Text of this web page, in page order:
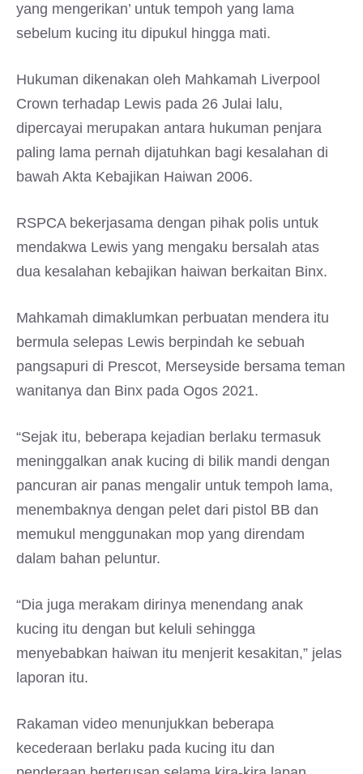
yang mengerikan’ untuk tempoh yang lama
sebelum kucing itu dipukul hingga mati.
Hukuman dikenakan oleh Mahkamah Liverpool
Crown terhadap Lewis pada 26 Julai lalu,
dipercayai merupakan antara hukuman penjara
paling lama pernah dijatuhkan bagi kesalahan di
bawah Akta Kebajikan Haiwan 2006.
RSPCA bekerjasama dengan pihak polis untuk
mendakwa Lewis yang mengaku bersalah atas
dua kesalahan kebajikan haiwan berkaitan Binx.
Mahkamah dimaklumkan perbuatan mendera itu
bermula selepas Lewis berpindah ke sebuah
pangsapuri di Prescot, Merseyside bersama teman
wanitanya dan Binx pada Ogos 2021.
“Sejak itu, beberapa kejadian berlaku termasuk
meninggalkan anak kucing di bilik mandi dengan
pancuran air panas mengalir untuk tempoh lama,
menembaknya dengan pelet dari pistol BB dan
memukul menggunakan mop yang direndam
dalam bahan peluntur.
“Dia juga merakam dirinya menendang anak
kucing itu dengan but keluli sehingga
menyebabkan haiwan itu menjerit kesakitan,” jelas
laporan itu.
Rakaman video menunjukkan beberapa
kecederaan berlaku pada kucing itu dan